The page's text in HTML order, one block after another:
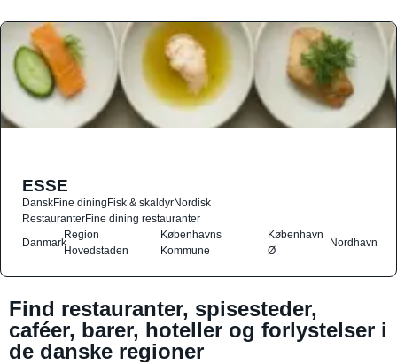
ESSE
DanskFine diningFisk & skaldyrNordisk
RestauranterFine dining restauranter
Danmark
Region
Hovedstaden
Københavns
Kommune
København
Ø
Nordhavn
Find restauranter, spisesteder,
caféer, barer, hoteller og forlystelser i
de danske regioner